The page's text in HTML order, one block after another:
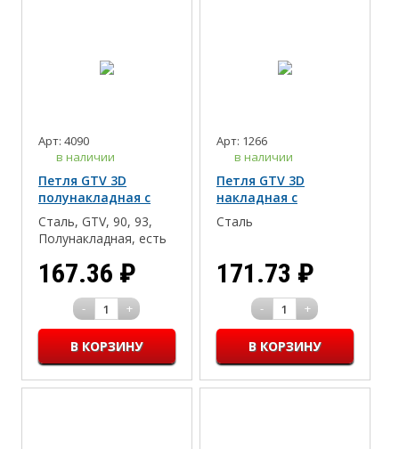
Арт: 4090
в наличии
Петля GTV 3D
полунакладная с
доводчиком,
регулировка в 3
плоскостях (Эконом)
Сталь, GTV, 90, 93,
Полунакладная, есть
167.36 ₽
- 1 +
Арт: 1266
в наличии
Петля GTV 3D
накладная с
доводчиком,
регулировка в 3
Сталь
171.73 ₽
- 1 +